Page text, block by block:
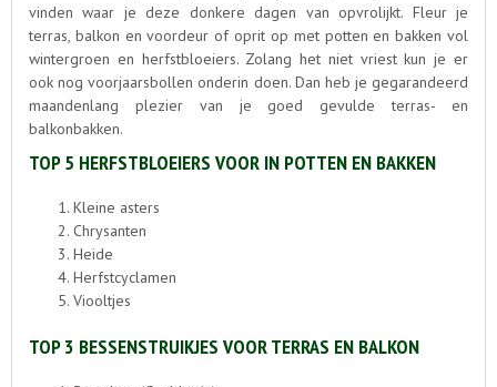
vinden waar je deze donkere dagen van opvrolijkt. Fleur je
terras, balkon en voordeur of oprit op met potten en bakken vol
wintergroen en herfstbloeiers. Zolang het niet vriest kun je er
ook nog voorjaarsbollen onderin doen. Dan heb je gegarandeerd
maandenlang plezier van je goed gevulde terras- en
balkonbakken.
TOP 5 HERFSTBLOEIERS VOOR IN POTTEN EN BAKKEN
Kleine asters
Chrysanten
Heide
Herfstcyclamen
Viooltjes
TOP 3 BESSENSTRUIKJES VOOR TERRAS EN BALKON